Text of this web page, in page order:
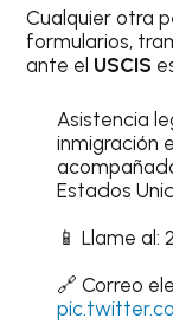
Cualquier otra
formularios,
ante el USCIS
Asistencia
inmigración
Estados
📱 Llame al:
🔗 Correo